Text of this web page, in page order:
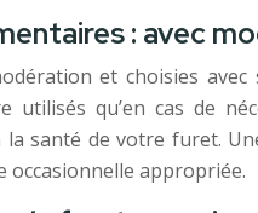
: avec
et choisies
qu’en cas de
la santé de votre furet.
appropriée.